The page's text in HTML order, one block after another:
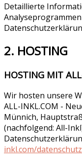
Detaillierte
2. HOSTING
HOSTING MIT
Wir hosten unsere
ALL-INKL.COM -
Münnich,
(nachfolgend: All-
inkl.com/